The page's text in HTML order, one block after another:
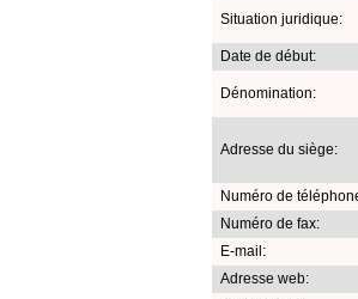
Situation juridique:
Date de début:
Dénomination:
Adresse du siège:
Numéro de
Numéro de fax:
E-mail:
Adresse web: